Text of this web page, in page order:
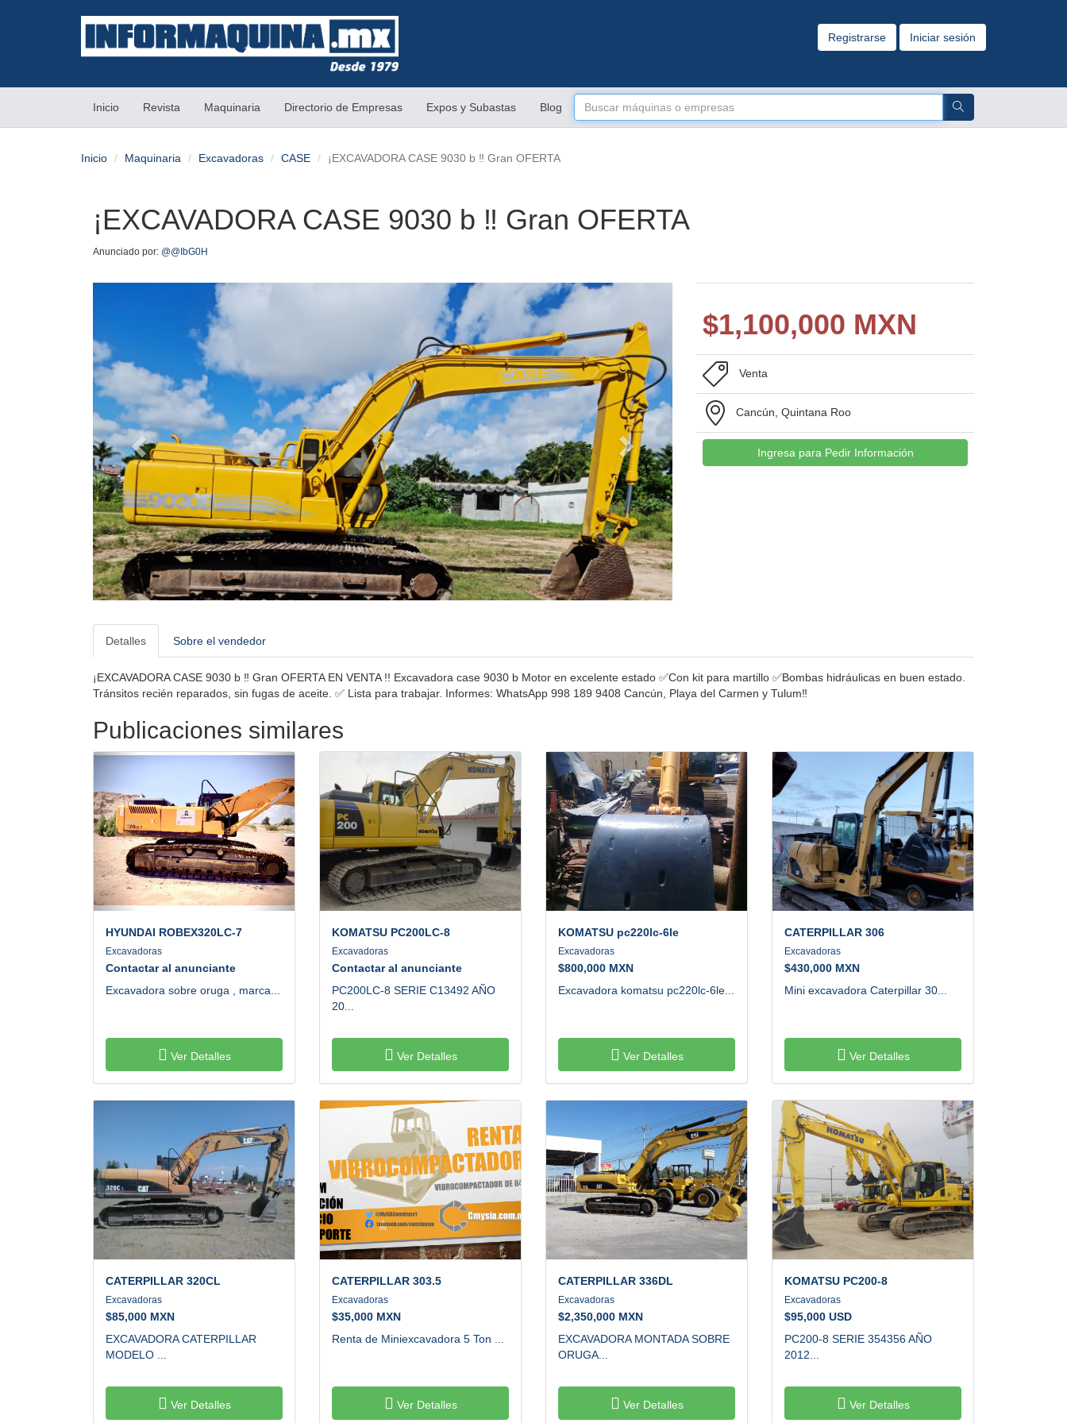
Registrarse Iniciar sesión
Inicio(current)Revista Maquinaria Directorio de Empresas Expos y Subastas Blog
Inicio Maquinaria Excavadoras CASE ¡EXCAVADORA CASE 9030 b ‼️ Gran OFERTA
¡EXCAVADORA CASE 9030 b ‼️ Gran OFERTA
Anunciado por: @@IbG0H
$1,100,000 MXN
Venta
Cancún, Quintana Roo
Ingresa para Pedir Información
Detalles Sobre el vendedor
¡EXCAVADORA CASE 9030 b ‼️ Gran OFERTA EN VENTA !! Excavadora case 9030 b Motor en excelente estado ✅Con kit para martillo ✅Bombas hidráulicas en buen estado.
Tránsitos recién reparados, sin fugas de aceite. ✅ Lista para trabajar. Informes: WhatsApp 998 189 9408 Cancún, Playa del Carmen y Tulum‼️
Publicaciones similares
HYUNDAI ROBEX320LC-7
Excavadoras
Contactar al anunciante
Excavadora sobre oruga , marca...
Ver Detalles
KOMATSU PC200LC-8
Excavadoras
Contactar al anunciante
PC200LC-8 SERIE C13492 AÑO
20...
Ver Detalles
KOMATSU pc220lc-6le
Excavadoras
$800,000 MXN
Excavadora komatsu pc220lc-6le...
Ver Detalles
CATERPILLAR 306
Excavadoras
$430,000 MXN
Mini excavadora Caterpillar 30...
Ver Detalles
CATERPILLAR 320CL
Excavadoras
$85,000 MXN
EXCAVADORA CATERPILLAR
MODELO ...
Ver Detalles
CATERPILLAR 303.5
Excavadoras
$35,000 MXN
Renta de Miniexcavadora 5 Ton ...
Ver Detalles
CATERPILLAR 336DL
Excavadoras
$2,350,000 MXN
EXCAVADORA MONTADA SOBRE
ORUGA...
Ver Detalles
KOMATSU PC200-8
Excavadoras
$95,000 USD
PC200-8 SERIE 354356 AÑO
2012...
Ver Detalles